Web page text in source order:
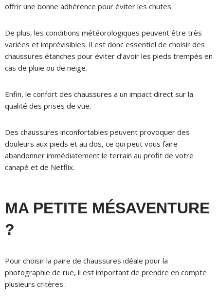
offrir une bonne adhérence pour éviter les chutes.
De plus, les conditions météorologiques peuvent être très
variées et imprévisibles. Il est donc essentiel de choisir des
chaussures étanches pour éviter d’avoir les pieds trempés en
cas de pluie ou de neige.
Enfin, le confort des chaussures a un impact direct sur la
qualité des prises de vue.
Des chaussures inconfortables peuvent provoquer des
douleurs aux pieds et au dos, ce qui peut vous faire
abandonner immédiatement le terrain au profit de votre
canapé et de Netflix.
MA PETITE MÉSAVENTURE
?
Pour choisir la paire de chaussures idéale pour la
photographie de rue, il est important de prendre en compte
plusieurs critères :